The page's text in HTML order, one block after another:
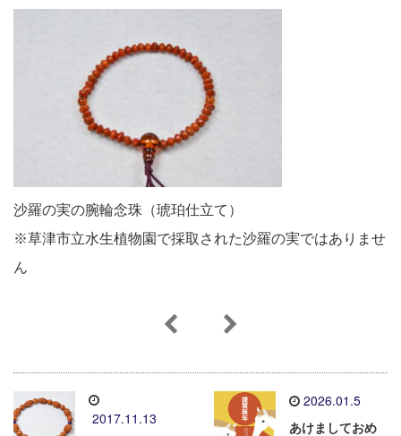
沙羅の実の腕輪念珠（琥珀仕立て）
※草津市立水生植物園で採取された沙羅の実ではありませ
ん
2017.11.13
2026.01.5
あけましておめ